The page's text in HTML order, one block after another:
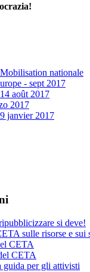
nationale
- sept 2017
août 2017
2017
janvier 2017
si deve!
sulle risorse e sui
CETA
CETA
per gli attivisti